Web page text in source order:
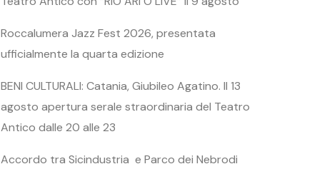
Roccalumera Jazz Fest 2026, presentata
ufficialmente la quarta edizione
BENI CULTURALI: Catania, Giubileo Agatino. Il 13
agosto apertura serale straordinaria del Teatro
Antico dalle 20 alle 23
Accordo tra Sicindustria e Parco dei Nebrodi